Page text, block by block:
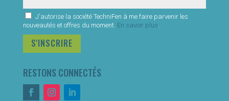
J'autorise la société TechniFen à me faire parvenir les
nouveautés et offres du moment. En savoir plus
S'INSCRIRE
RESTONS CONNECTÉS